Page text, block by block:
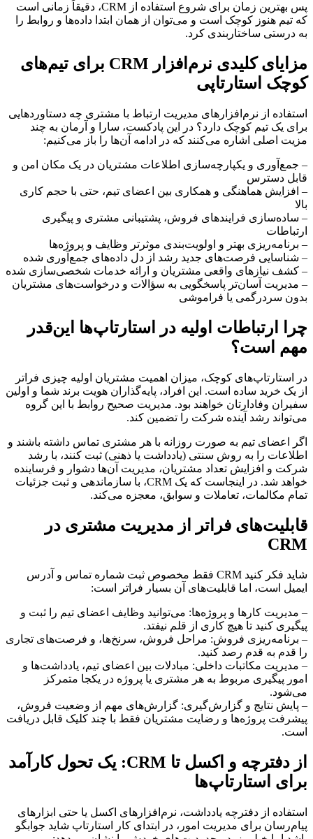
پس بهترین زمان برای شروع استفاده از CRM، دقیقاً زمانی است
که تیم هنوز کوچک است و می‌توان از همان ابتدا داده‌ها و روابط را
به درستی ساختاربندی کرد.
مزایای کلیدی نرم‌افزار CRM برای تیم‌های
کوچک استارتاپی
استفاده از نرم‌افزارهای مدیریت ارتباط با مشتری چه دستاوردهایی
برای یک تیم کوچک دارد؟ در این پادکست، سارا و آرمان به چند
مزیت اصلی اشاره می‌کنند که در ادامه آن‌ها را باز می‌کنیم:
– جمع‌آوری و یکپارچه‌سازی اطلاعات مشتریان در یک مکان امن و
قابل دسترس
– افزایش هماهنگی و همکاری بین اعضای تیم، حتی با حجم کاری
بالا
– ساده‌سازی فرایندهای فروش، پشتیبانی مشتری و پیگیری
ارتباطات
– برنامه‌ریزی بهتر و اولویت‌بندی موثرتر وظایف و پروژه‌ها
– شناسایی فرصت‌های جدید رشد از دل داده‌های جمع‌آوری شده
– کشف نیازهای واقعی مشتریان و ارائه خدمات شخصی‌سازی شده
– مدیریت آسان‌تر پاسخگویی به سؤالات و درخواست‌های مشتریان
بدون سردرگمی یا فراموشی
چرا ارتباطات اولیه در استارتاپ‌ها این‌قدر
مهم است؟
در استارتاپ‌های کوچک، میزان اهمیت مشتریان اولیه چیزی فراتر
از یک خرید ساده است. این افراد، پایه‌گذاران هویت برند شما و اولین
سفیران وفادارتان خواهند بود. مدیریت صحیح روابط با این گروه
می‌تواند رشد آینده شرکت را تضمین کند.
اگر اعضای تیم به صورت روزانه با هر مشتری تماس داشته باشند و
اطلاعات را به روش سنتی (یادداشت یا ذهنی) ثبت کنند، با رشد
شرکت و افزایش تعداد مشتریان، مدیریت آن‌ها دشوار و فرساینده
خواهد شد. در اینجاست که یک CRM، با سازماندهی و ثبت جزئیات
تمام مکالمات، تعاملات و سوابق، معجزه می‌کند.
قابلیت‌های فراتر از مدیریت مشتری در
CRM
شاید فکر کنید CRM فقط مخصوص ثبت شماره تماس و آدرس
ایمیل است، اما قابلیت‌های آن بسیار فراتر است:
– مدیریت کارها و پروژه‌ها: می‌توانید وظایف اعضای تیم را ثبت و
پیگیری کنید تا هیچ کاری از قلم نیفتد.
– برنامه‌ریزی فروش: مراحل فروش، سرنخ‌ها، و فرصت‌های تجاری
را قدم به قدم رصد کنید.
– مدیریت مکاتبات داخلی: مبادلات بین اعضای تیم، یادداشت‌ها و
امور پیگیری مربوط به هر مشتری یا پروژه در یکجا متمرکز
می‌شود.
– پایش نتایج و گزارش‌گیری: گزارش‌های مهم از وضعیت فروش،
پیشرفت پروژه‌ها و رضایت مشتریان فقط با چند کلیک قابل دریافت
است.
از دفترچه و اکسل تا CRM: یک تحول کارآمد
برای استارتاپ‌ها
استفاده از دفترچه یادداشت، نرم‌افزارهای اکسل یا حتی ابزارهای
پیام‌رسان برای مدیریت امور، در ابتدای کار استارتاپ شاید جوابگو